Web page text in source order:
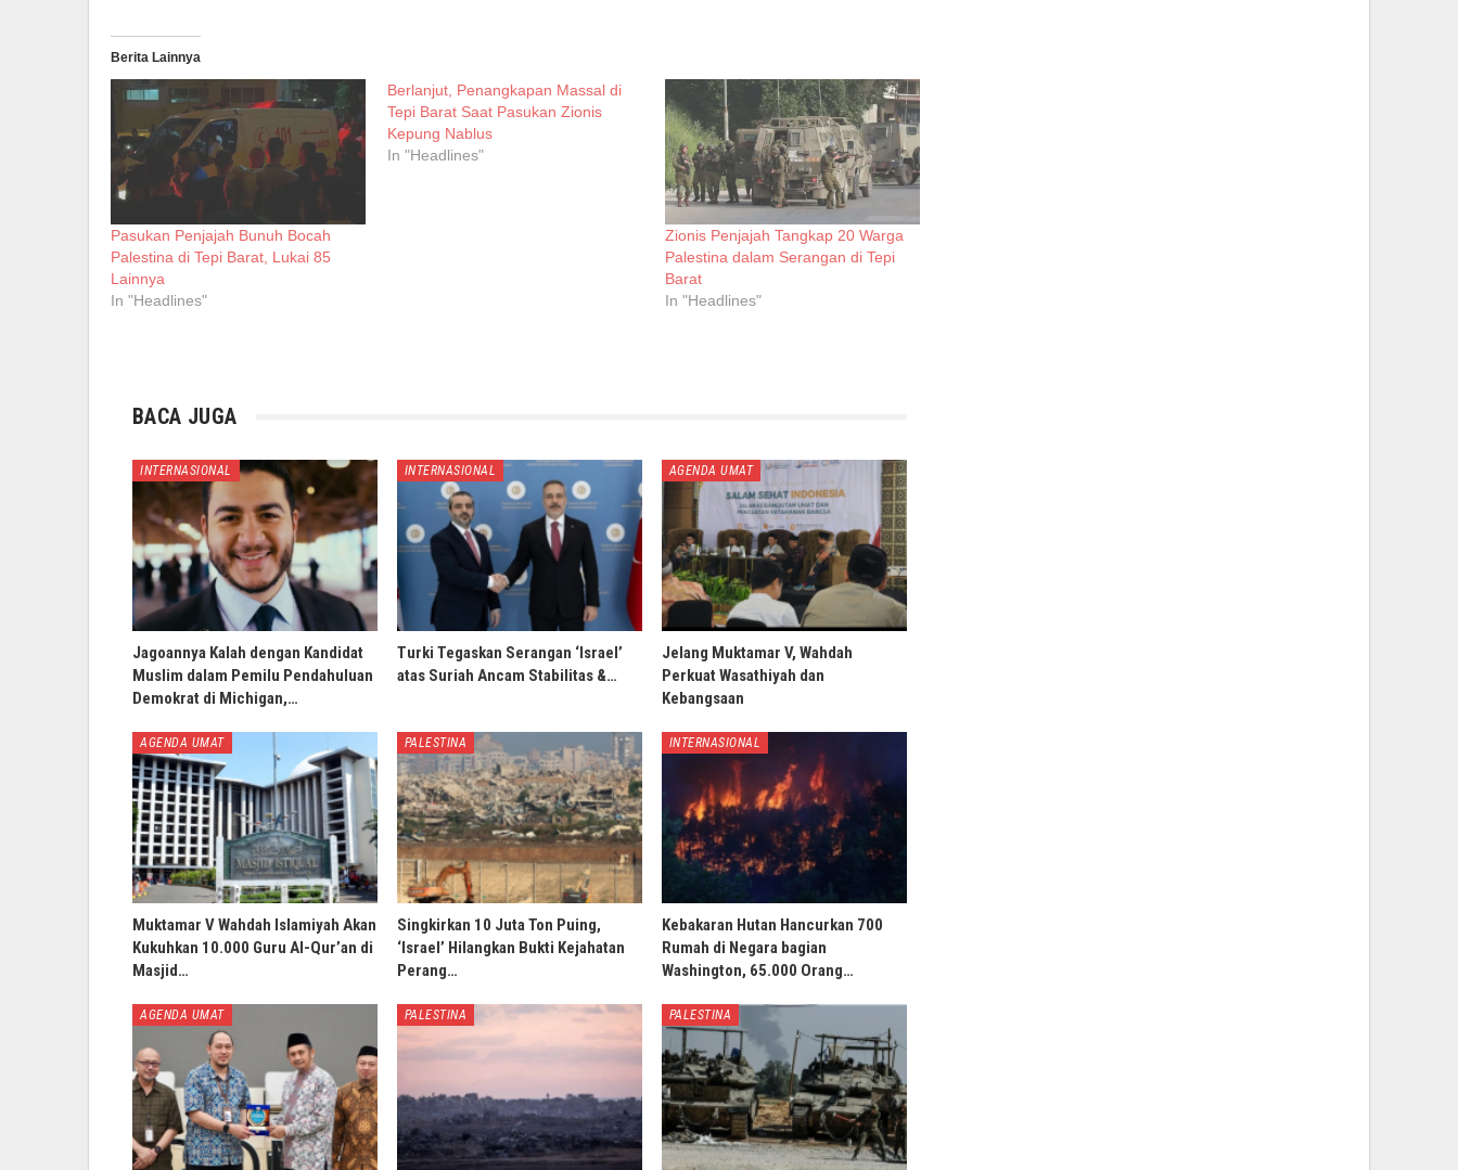
Berita Lainnya
Pasukan Penjajah Bunuh Bocah
Palestina di Tepi Barat, Lukai 85
Lainnya
In "Headlines"
Berlanjut, Penangkapan Massal di
Tepi Barat Saat Pasukan Zionis
Kepung Nablus
In "Headlines"
Zionis Penjajah Tangkap 20 Warga
Palestina dalam Serangan di Tepi
Barat
In "Headlines"
BACA JUGA
INTERNASIONAL
Jagoannya Kalah dengan Kandidat
Muslim dalam Pemilu Pendahuluan
Demokrat di Michigan,…
INTERNASIONAL
Turki Tegaskan Serangan ‘Israel’
atas Suriah Ancam Stabilitas &…
AGENDA UMAT
Jelang Muktamar V, Wahdah
Perkuat Wasathiyah dan
Kebangsaan
AGENDA UMAT
Muktamar V Wahdah Islamiyah Akan
Kukuhkan 10.000 Guru Al-Qur’an di
Masjid…
PALESTINA
Singkirkan 10 Juta Ton Puing,
‘Israel’ Hilangkan Bukti Kejahatan
Perang…
INTERNASIONAL
Kebakaran Hutan Hancurkan 700
Rumah di Negara bagian
Washington, 65.000 Orang…
AGENDA UMAT PALESTINA PALESTINA